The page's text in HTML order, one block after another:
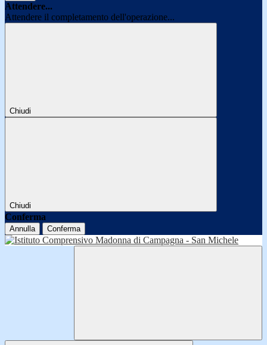
Attendere...
Attendere il completamento dell'operazione...
Chiudi
Chiudi
Conferma
Annulla Conferma